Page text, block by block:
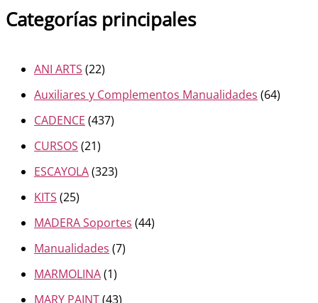
Categorías principales
ANI ARTS (22)
Auxiliares y Complementos Manualidades (64)
CADENCE (437)
CURSOS (21)
ESCAYOLA(323)
KITS (25)
MADERA Soportes (44)
Manualidades (7)
MARMOLINA(1)
MARY PAINT(43)